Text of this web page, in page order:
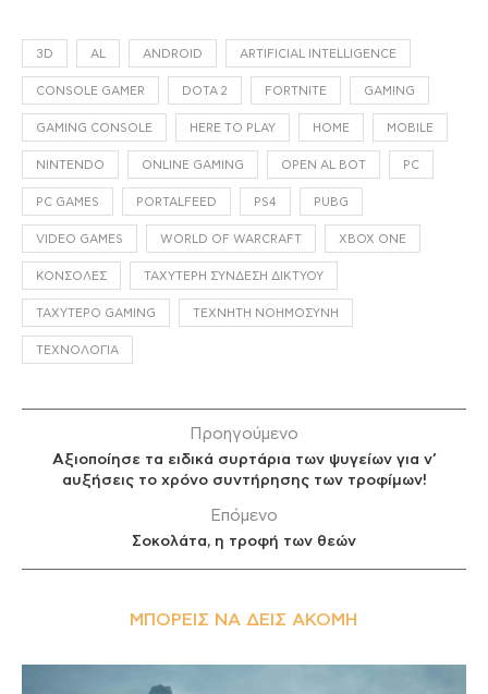
3D AL ANDROID ARTIFICIAL INTELLIGENCE
CONSOLE GAMER DOTA 2 FORTNITE GAMING
GAMING CONSOLE HERE TO PLAY HOME MOBILE
NINTENDO ONLINE GAMING OPEN AL BOT PC
PC GAMES PORTALFEED PS4 PUBG
VIDEO GAMES WORLD OF WARCRAFT XBOX ONE
ΚΟΝΣΌΛΕΣ ΤΑΧΎΤΕΡΗ ΣΎΝΔΕΣΗ ΔΙΚΤΎΟΥ
ΤΑΧΥΤΕΡΟ GAMING ΤΕΧΝΗΤΉ ΝΟΗΜΟΣΎΝΗ
ΤΕΧΝΟΛΟΓΊΑ
Προηγούμενο
Αξιοποίησε τα ειδικά συρτάρια των ψυγείων για ν’
αυξήσεις το χρόνο συντήρησης των τροφίμων!
Επόμενο
Σοκολάτα, η τροφή των θεών
ΜΠΟΡΕΊΣ ΝΑ ΔΕΙΣ ΑΚΌΜΗ